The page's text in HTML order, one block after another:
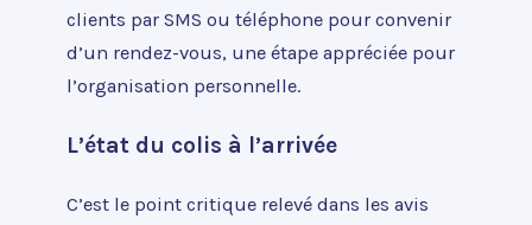
clients par SMS ou téléphone pour convenir
d’un rendez-vous, une étape appréciée pour
l’organisation personnelle.
L’état du colis à l’arrivée
C’est le point critique relevé dans les avis